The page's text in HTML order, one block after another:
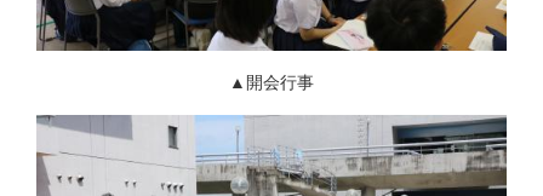
▲開会行事